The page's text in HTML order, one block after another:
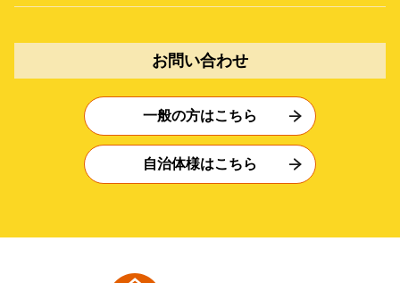
お問い合わせ
一般の方はこちら
自治体様はこちら